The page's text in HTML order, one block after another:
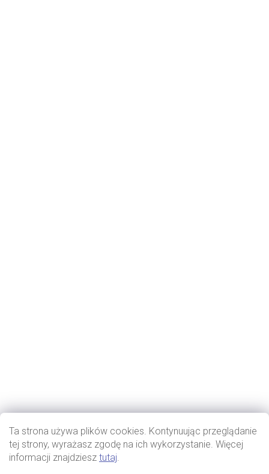
Ta strona używa plików cookies. Kontynuując przeglądanie
tej strony, wyrażasz zgodę na ich wykorzystanie. Więcej
informacji znajdziesz tutaj.